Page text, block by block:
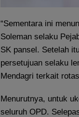
“Sementara ini
Soleman selaku
SK pansel. Setelah
persetujuan selaku
Mendagri terkait
Menurutnya, untuk
seluruh OPD.